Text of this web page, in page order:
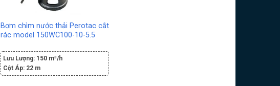
Bơm chìm nước thải Perotac cắt
rác model 150WC100-10-5.5
Lưu Lượng: 150 m³/h
Cột Áp: 22 m